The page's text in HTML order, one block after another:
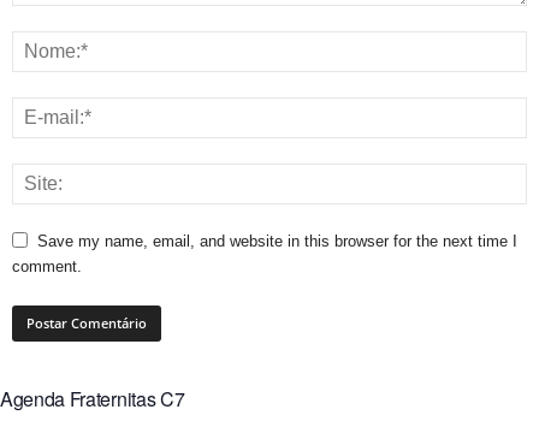
Save my name, email, and website in this browser for the next time I
comment.
Agenda Fraternitas C7